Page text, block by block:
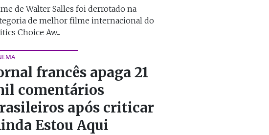
de Walter Salles foi derrotado na
de melhor filme internacional do
Choice Aw...
francês apaga 21
comentários
após criticar
Estou Aqui